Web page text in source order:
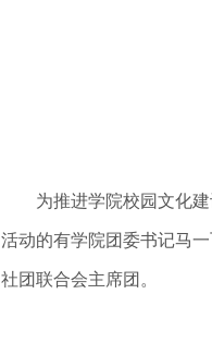
为推进学院校园文化建
活动的有学院团委书记马
社团联合会主席团。